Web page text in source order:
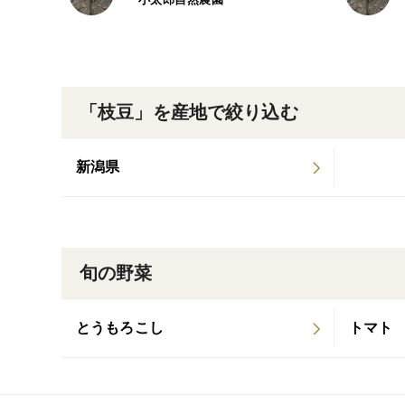
「枝豆」を産地で絞り込む
新潟県
旬の野菜
とうもろこし トマト